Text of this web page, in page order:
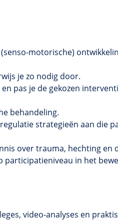
motorische)
je zo nodig door.
pas je de gekozen
behandeling.
strategieën aan die
over trauma, hechting en
participatieniveau in het
video-analyses en